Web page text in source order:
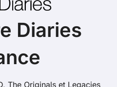
Diaries
The Originals et Legacies